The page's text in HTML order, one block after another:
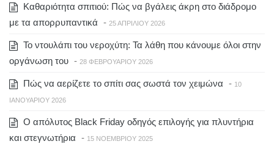
Καθαριότητα σπιτιού: Πώς να βγάλεις άκρη στο διάδρομο
με τα απορρυπαντικά - 25 ΑΠΡΙΛΊΟΥ 2026
Το ντουλάπι του νεροχύτη: Τα λάθη που κάνουμε όλοι στην
οργάνωση του - 28 ΦΕΒΡΟΥΑΡΊΟΥ 2026
Πώς να αερίζετε το σπίτι σας σωστά τον χειμώνα - 10
ΙΑΝΟΥΑΡΊΟΥ 2026
Ο απόλυτος Black Friday οδηγός επιλογής για πλυντήρια
και στεγνωτήρια - 15 ΝΟΕΜΒΡΊΟΥ 2025